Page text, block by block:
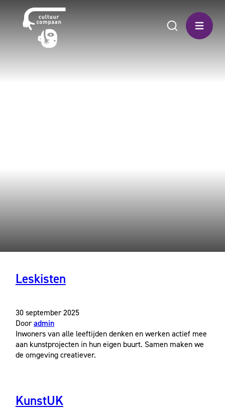
Leskisten
30 september 2025
Dooradmin
Inwoners van alle leeftijden denken en werken actief mee
aan kunstprojecten in hun eigen buurt. Samen maken we
de omgeving creatiever.
KunstUK